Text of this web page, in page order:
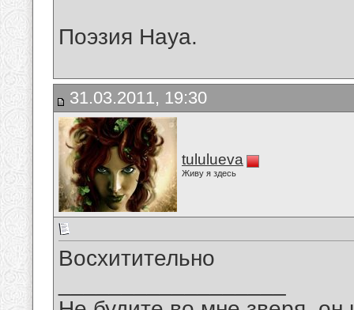
Поэзия Науа.
31.03.2011, 19:30
tululueva
Живу я здесь
Восхитительно